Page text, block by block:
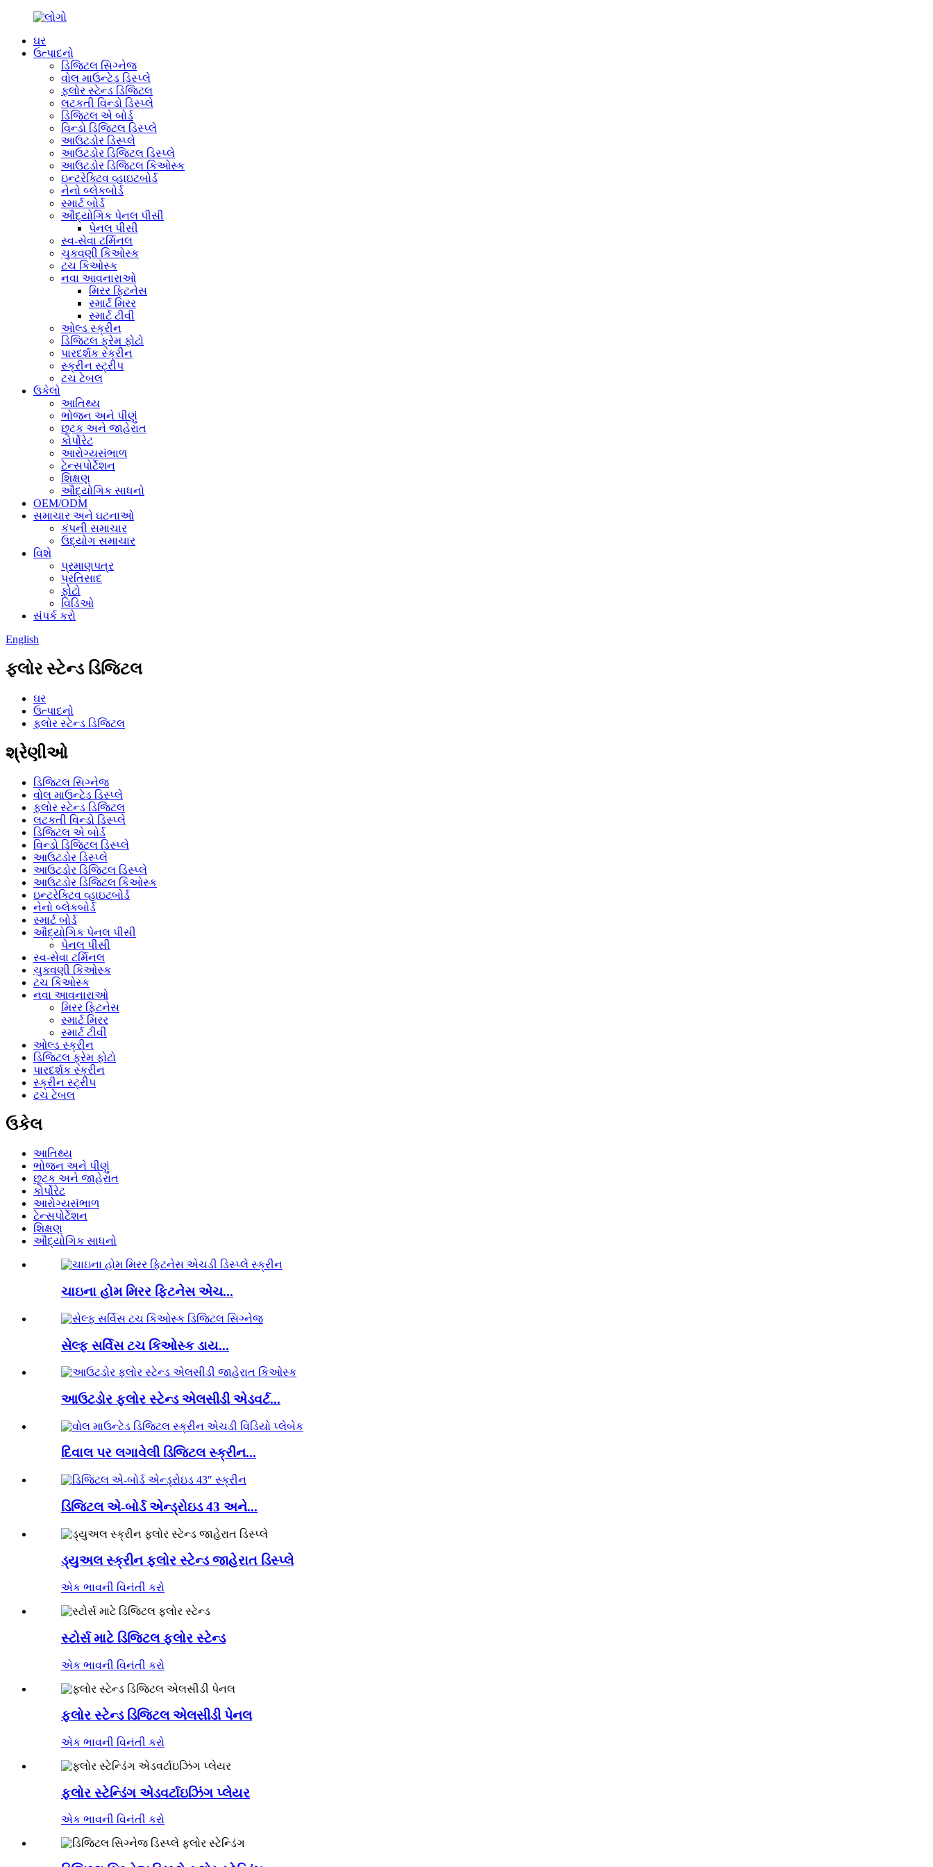
ઘર
ઉત્પાદનો
ડિજિટલ સિગ્નેજ
વોલ માઉન્ટેડ ડિસ્પ્લે
ફ્લોર સ્ટેન્ડ ડિજિટલ
લટકતી વિન્ડો ડિસ્પ્લે
ડિજિટલ એ બોર્ડ
વિન્ડો ડિજિટલ ડિસ્પ્લે
આઉટડોર ડિસ્પ્લે
આઉટડોર ડિજિટલ ડિસ્પ્લે
આઉટડોર ડિજિટલ કિઓસ્ક
ઇન્ટરેક્ટિવ વ્હાઇટબોર્ડ
નેનો બ્લેકબોર્ડ
સ્માર્ટ બોર્ડ
ઔદ્યોગિક પેનલ પીસી
પેનલ પીસી
સ્વ-સેવા ટર્મિનલ
ચુકવણી કિઓસ્ક
ટચ કિઓસ્ક
નવા આવનારાઓ
મિરર ફિટનેસ
સ્માર્ટ મિરર
સ્માર્ટ ટીવી
ઓલ્ડ સ્ક્રીન
ડિજિટલ ફ્રેમ ફોટો
પારદર્શક સ્ક્રીન
સ્ક્રીન સ્ટ્રીપ
ટચ ટેબલ
ઉકેલો
આતિથ્ય
ભોજન અને પીણું
છૂટક અને જાહેરાત
કોર્પોરેટ
આરોગ્યસંભાળ
ટેન્સપોર્ટેશન
શિક્ષણ
ઔદ્યોગિક સાધનો
OEM/ODM
સમાચાર અને ઘટનાઓ
કંપની સમાચાર
ઉદ્યોગ સમાચાર
વિશે
પ્રમાણપત્ર
પ્રતિસાદ
ફોટો
વિડિઓ
સંપર્ક કરો
English
ફ્લોર સ્ટેન્ડ ડિજિટલ
ઘર
ઉત્પાદનો
ફ્લોર સ્ટેન્ડ ડિજિટલ
શ્રેણીઓ
ડિજિટલ સિગ્નેજ
વોલ માઉન્ટેડ ડિસ્પ્લે
ફ્લોર સ્ટેન્ડ ડિજિટલ
લટકતી વિન્ડો ડિસ્પ્લે
ડિજિટલ એ બોર્ડ
વિન્ડો ડિજિટલ ડિસ્પ્લે
આઉટડોર ડિસ્પ્લે
આઉટડોર ડિજિટલ ડિસ્પ્લે
આઉટડોર ડિજિટલ કિઓસ્ક
ઇન્ટરેક્ટિવ વ્હાઇટબોર્ડ
નેનો બ્લેકબોર્ડ
સ્માર્ટ બોર્ડ
ઔદ્યોગિક પેનલ પીસી
પેનલ પીસી
સ્વ-સેવા ટર્મિનલ
ચુકવણી કિઓસ્ક
ટચ કિઓસ્ક
નવા આવનારાઓ
મિરર ફિટનેસ
સ્માર્ટ મિરર
સ્માર્ટ ટીવી
ઓલ્ડ સ્ક્રીન
ડિજિટલ ફ્રેમ ફોટો
પારદર્શક સ્ક્રીન
સ્ક્રીન સ્ટ્રીપ
ટચ ટેબલ
ઉકેલ
આતિથ્ય
ભોજન અને પીણું
છૂટક અને જાહેરાત
કોર્પોરેટ
આરોગ્યસંભાળ
ટેન્સપોર્ટેશન
શિક્ષણ
ઔદ્યોગિક સાધનો
ચાઇના હોમ મિરર ફિટનેસ એચ...
સેલ્ફ સર્વિસ ટચ કિઓસ્ક ડાય...
આઉટડોર ફ્લોર સ્ટેન્ડ એલસીડી એડવર્ટ...
દિવાલ પર લગાવેલી ડિજિટલ સ્ક્રીન...
ડિજિટલ એ-બોર્ડ એન્ડ્રોઇડ 43 અને...
ડ્યુઅલ સ્ક્રીન ફ્લોર સ્ટેન્ડ જાહેરાત ડિસ્પ્લે
એક ભાવની વિનંતી કરો
સ્ટોર્સ માટે ડિજિટલ ફ્લોર સ્ટેન્ડ
એક ભાવની વિનંતી કરો
ફ્લોર સ્ટેન્ડ ડિજિટલ એલસીડી પેનલ
એક ભાવની વિનંતી કરો
ફ્લોર સ્ટેન્ડિંગ એડવર્ટાઇઝિંગ પ્લેયર
એક ભાવની વિનંતી કરો